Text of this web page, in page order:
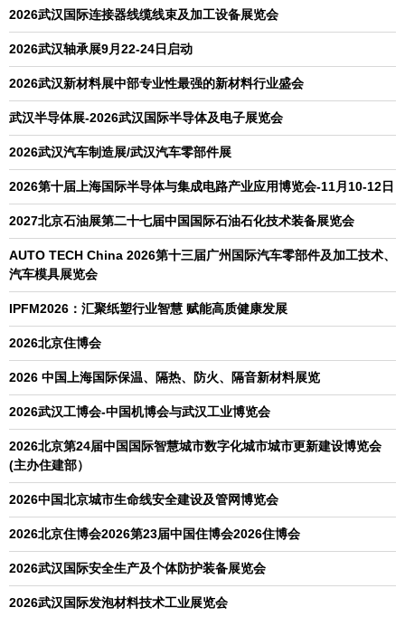
2026武汉国际连接器线缆线束及加工设备展览会
2026武汉轴承展9月22-24日启动
2026武汉新材料展中部专业性最强的新材料行业盛会
武汉半导体展-2026武汉国际半导体及电子展览会
2026武汉汽车制造展/武汉汽车零部件展
2026第十届上海国际半导体与集成电路产业应用博览会-11月10-12日
2027北京石油展第二十七届中国国际石油石化技术装备展览会
AUTO TECH China 2026第十三届广州国际汽车零部件及加工技术、
汽车模具展览会
IPFM2026：汇聚纸塑行业智慧 赋能高质健康发展
2026北京住博会
2026 中国上海国际保温、隔热、防火、隔音新材料展览
2026武汉工博会-中国机博会与武汉工业博览会
2026北京第24届中国国际智慧城市数字化城市城市更新建设博览会
(主办住建部）
2026中国北京城市生命线安全建设及管网博览会
2026北京住博会2026第23届中国住博会2026住博会
2026武汉国际安全生产及个体防护装备展览会
2026武汉国际发泡材料技术工业展览会